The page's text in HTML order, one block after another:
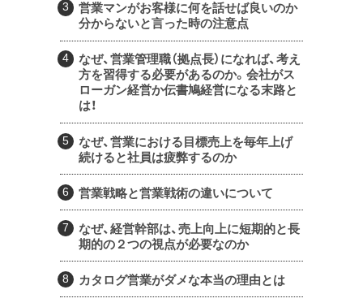
営業マンがお客様に何を話せば良いのか
分からないと言った時の注意点
なぜ、営業管理職（拠点長）になれば、考え
方を習得する必要があるのか。会社がス
ローガン経営か伝書鳩経営になる末路と
は！
なぜ、営業における目標売上を毎年上げ
続けると社員は疲弊するのか
営業戦略と営業戦術の違いについて
なぜ、経営幹部は、売上向上に短期的と長
期的の２つの視点が必要なのか
カタログ営業がダメな本当の理由とは